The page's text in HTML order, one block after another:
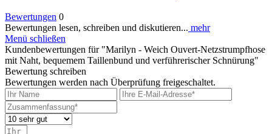
Bewertungen 0
Bewertungen lesen, schreiben und diskutieren... mehr
Menü schließen
Kundenbewertungen für "Marilyn - Weich Ouvert-Netzstrumpfhose
mit Naht, bequemem Taillenbund und verführerischer Schnürung"
Bewertung schreiben
Bewertungen werden nach Überprüfung freigeschaltet.